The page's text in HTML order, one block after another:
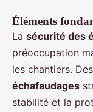
Éléments
La sécurité des
préoccupation
les chantiers.
échafaudages
stabilité et la